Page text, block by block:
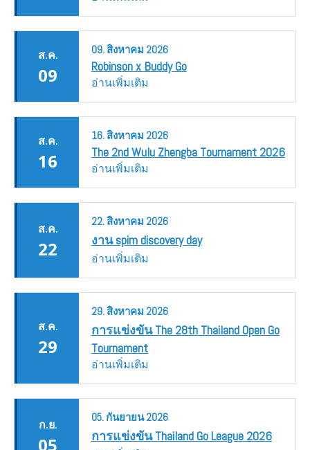
ส.ค.
09
09.สิงหาคม 2026
Robinson x Buddy Go
อ่านเพิ่มเติม
ส.ค.
16
16.สิงหาคม 2026
The 2nd Wulu Zhengba Tournament 2026
อ่านเพิ่มเติม
ส.ค.
22
22.สิงหาคม 2026
งาน spim discovery day
อ่านเพิ่มเติม
ส.ค.
29
29.สิงหาคม 2026
การแข่งขัน The 28th Thailand Open Go
Tournament
อ่านเพิ่มเติม
ก.ย.
05
05. กันยายน2026
การแข่งขัน Thailand Go League 2026